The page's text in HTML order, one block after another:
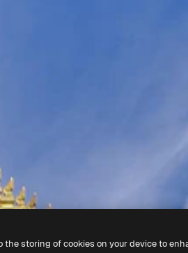
the storing of cookies on your device to